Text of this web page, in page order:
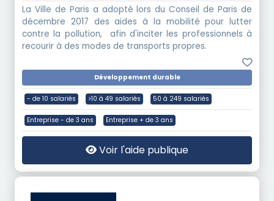
La Ville de Paris a adopté lors du Conseil de Paris de
décembre 2017 des aides à la mobilité pour lutter
contre la pollution, afin d'inciter les professionnels à
recourir à des modes de transports propres.
Développement durable
- de 10 salariés >10 à 49 salariés 50 à 249 salariés
Entreprise - de 3 ans Entreprise + de 3 ans
Voir l'aide publique